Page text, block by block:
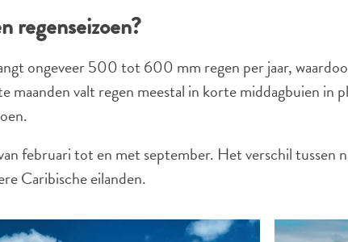
regenseizoen?
ongeveer 500 tot 600 mm regen per jaar,
maanden valt regen meestal in korte middagbuien in
februari tot en met september. Het verschil tussen
Caribische eilanden.